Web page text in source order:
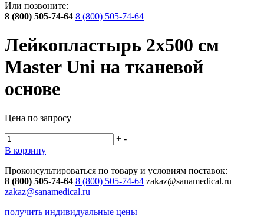
Или позвоните:
8 (800) 505-74-64 8 (800) 505-74-64
Лейкопластырь 2х500 см
Master Uni на тканевой
основе
Цена по запросу
+ -
В корзину
Проконсультироваться по товару и условиям поставок:
8 (800) 505-74-64 8 (800) 505-74-64 zakaz@sanamedical.ru
zakaz@sanamedical.ru
получить индивидуальные цены